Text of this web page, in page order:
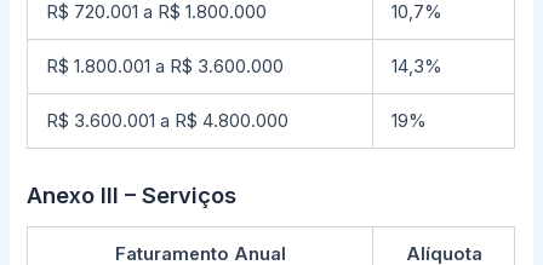
R$ 720.001 a R$ 1.800.000 10,7%
R$ 1.800.001 a R$ 3.600.000 14,3%
R$ 3.600.001 a R$ 4.800.000 19%
Anexo III – Serviços
Faturamento Anual Alíquota